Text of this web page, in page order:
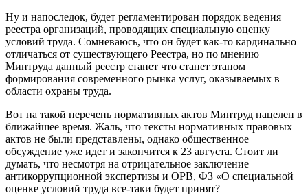
Ну и напоследок, будет регламентирован порядок ведения
реестра организаций, проводящих специальную оценку
условий труда. Сомневаюсь, что он будет как-то кардинально
отличаться от существующего Реестра, но по мнению
Минтруда данный реестр станет что станет этапом
формирования современного рынка услуг, оказываемых в
области охраны труда.
Вот на такой перечень нормативных актов Минтруд нацелен в
ближайшее время. Жаль, что тексты нормативных правовых
актов не были представлены, однако общественное
обсуждение уже идет и закончится к 23 августа. Стоит ли
думать, что несмотря на отрицательное заключение
антикоррупционной экспертизы и ОРВ, ФЗ «О специальной
оценке условий труда все-таки будет принят?